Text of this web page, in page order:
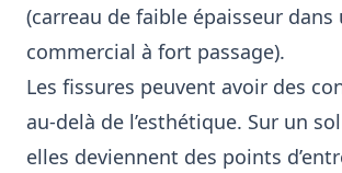
(carreau de faible épaisseur dans
commercial à fort passage).
Les fissures peuvent avoir des
au-delà de l’esthétique. Sur un
elles deviennent des points